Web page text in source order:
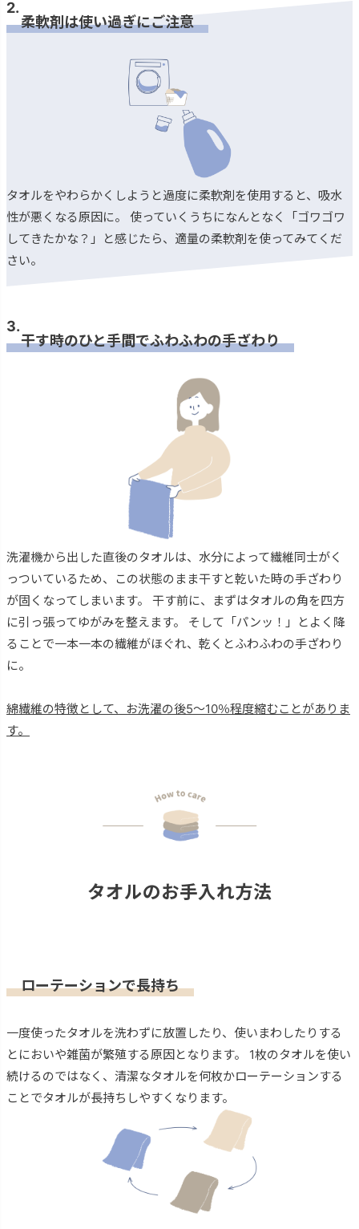
2.
柔軟剤は使い過ぎにご注意
タオルをやわらかくしようと過度に柔軟剤を使用すると、吸水
性が悪くなる原因に。 使っていくうちになんとなく「ゴワゴワ
してきたかな？」と感じたら、適量の柔軟剤を使ってみてくだ
さい。
3.
干す時のひと手間でふわふわの手ざわり
洗濯機から出した直後のタオルは、水分によって繊維同士がく
っついているため、この状態のまま干すと乾いた時の手ざわり
が固くなってしまいます。 干す前に、まずはタオルの角を四方
に引っ張ってゆがみを整えます。 そして「パンッ！」とよく降
ることで一本一本の繊維がほぐれ、乾くとふわふわの手ざわり
に。
綿繊維の特徴として、お洗濯の後5～10％程度縮むことがありま
す。
タオルのお手入れ方法
ローテーションで長持ち
一度使ったタオルを洗わずに放置したり、使いまわしたりする
とにおいや雑菌が繁殖する原因となります。 1枚のタオルを使い
続けるのではなく、清潔なタオルを何枚かローテーションする
ことでタオルが長持ちしやすくなります。